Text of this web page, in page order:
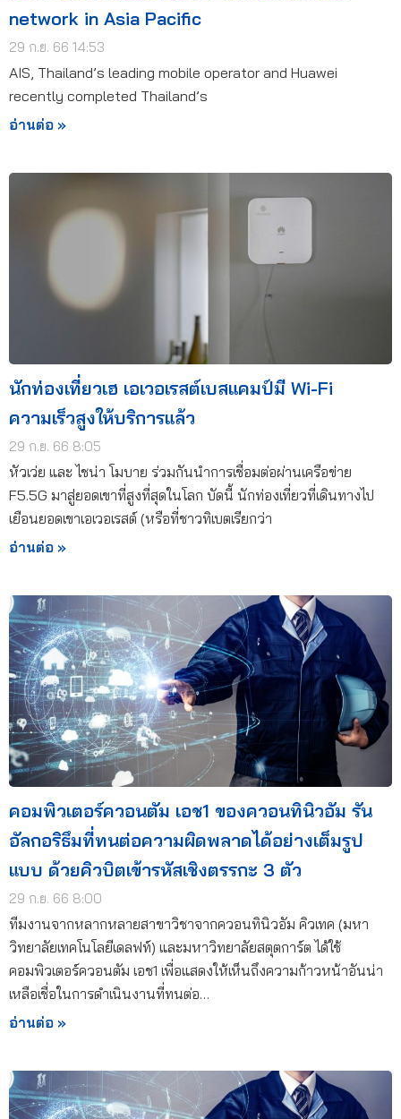
network in Asia Pacific
29 ก.ย. 66 14:53
AIS, Thailand’s leading mobile operator and Huawei
recently completed Thailand’s
อ่านต่อ »
นักท่องเที่ยวเฮ เอเวอเรสต์เบสแคมป์มี Wi-Fi
ความเร็วสูงให้บริการแล้ว
29 ก.ย. 66 8:05
หัวเว่ย และ ไชน่า โมบาย ร่วมกันนำการเชื่อมต่อผ่านเครือข่าย
F5.5G มาสู่ยอดเขาที่สูงที่สุดในโลก บัดนี้ นักท่องเที่ยวที่เดินทางไป
เยือนยอดเขาเอเวอเรสต์ (หรือที่ชาวทิเบตเรียกว่า
อ่านต่อ »
คอมพิวเตอร์ควอนตัม เอช1 ของควอนทินิวอัม รัน
อัลกอริธึมที่ทนต่อความผิดพลาดได้อย่างเต็มรูป
แบบ ด้วยคิวบิตเข้ารหัสเชิงตรรกะ 3 ตัว
29 ก.ย. 66 8:00
ทีมงานจากหลากหลายสาขาวิชาจากควอนทินิวอัม คิวเทค (มหา
วิทยาลัยเทคโนโลยีเดลฟท์) และมหาวิทยาลัยสตุตการ์ต ได้ใช้
คอมพิวเตอร์ควอนตัม เอช1 เพื่อแสดงให้เห็นถึงความก้าวหน้าอันน่า
เหลือเชื่อในการดำเนินงานที่ทนต่อ…
อ่านต่อ »